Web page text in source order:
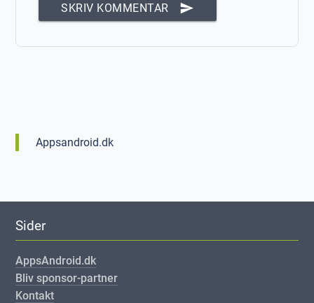
SKRIV KOMMENTAR send
Appsandroid.dk
Sider
AppsAndroid.dk
Bliv sponsor-partner
Kontakt